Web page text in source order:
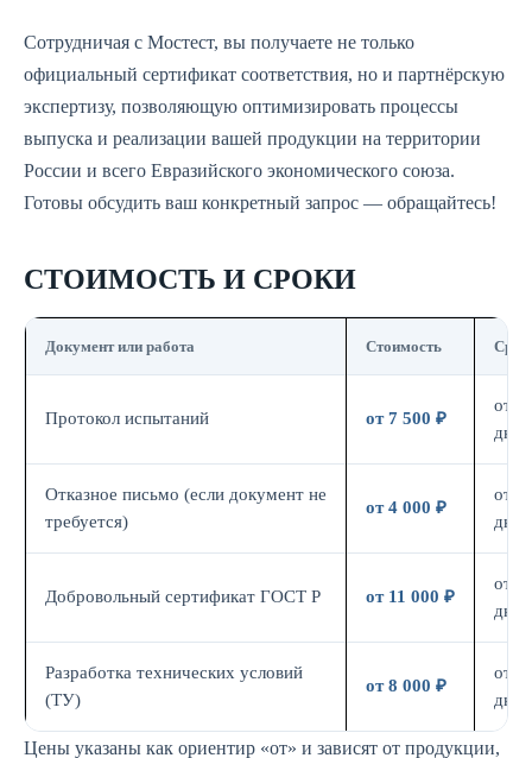
Сотрудничая с Мостест, вы получаете не только
официальный сертификат соответствия, но и партнёрскую
экспертизу, позволяющую оптимизировать процессы
выпуска и реализации вашей продукции на территории
России и всего Евразийского экономического союза.
Готовы обсудить ваш конкретный запрос — обращайтесь!
СТОИМОСТЬ И СРОКИ
Документ или работа Стоимость Срок
Протокол испытаний от 7 500 ₽
от 7
дн.
Отказное письмо (если документ не
требуется)
от 4 000 ₽
от 3
дн.
Добровольный сертификат ГОСТ Р от 11 000 ₽
от 7
дн.
Разработка технических условий
(ТУ)
от 8 000 ₽
от 5
дн.
Цены указаны как ориентир «от» и зависят от продукции,